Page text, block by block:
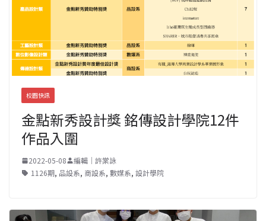
校園快訊
金點新秀設計獎 銘傳設計學院12件
作品入圍
2022-05-08
編輯｜許棠詠
1126期, 品設系, 商設系, 數媒系, 設計學院